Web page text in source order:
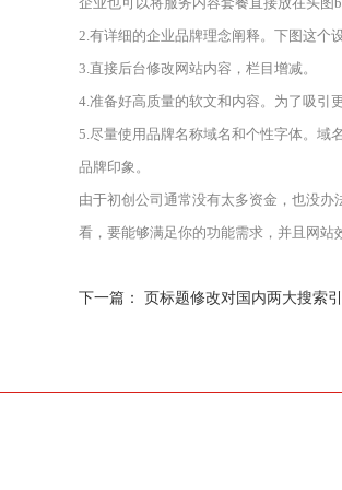
2.有详细的企业品牌理念阐释。下图这个
3.直接后台修改网站内容，栏目增减。
4.准备好高质量的软文和内容。为了吸引
5.尽量使用品牌名称域名和个性字体。域
品牌印象。
由于初创公司通常没有太多资金，也没
看，要能够满足你的功能需求，并且网站
下一篇： 页标题修改对国内两大搜索